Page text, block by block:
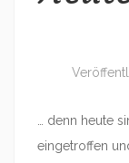
… denn heute
eingetroffen